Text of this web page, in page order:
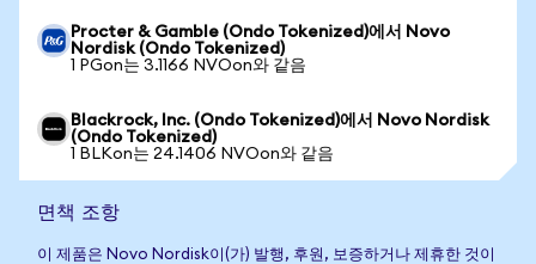
Procter & Gamble (Ondo Tokenized)에서 Novo
Nordisk (Ondo Tokenized)
1 PGon는 3.1166 NVOon와 같음
Blackrock, Inc. (Ondo Tokenized)에서 Novo Nordisk
(Ondo Tokenized)
1 BLKon는 24.1406 NVOon와 같음
면책 조항
이 제품은 Novo Nordisk이(가) 발행, 후원, 보증하거나 제휴한 것이